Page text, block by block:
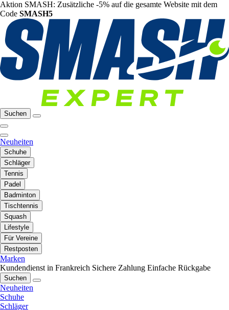
Aktion SMASH: Zusätzliche -5% auf die gesamte Website mit dem
Code SMASH5
Suchen
Neuheiten
Schuhe
Schläger
Tennis
Padel
Badminton
Tischtennis
Squash
Lifestyle
Für Vereine
Restposten
Marken
Kundendienst in Frankreich Sichere Zahlung Einfache Rückgabe
Suchen
Neuheiten
Schuhe
Schläger